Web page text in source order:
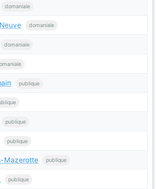
domaniale
domaniale
domaniale
publique
publique
publique
Mazerotte publique
publique